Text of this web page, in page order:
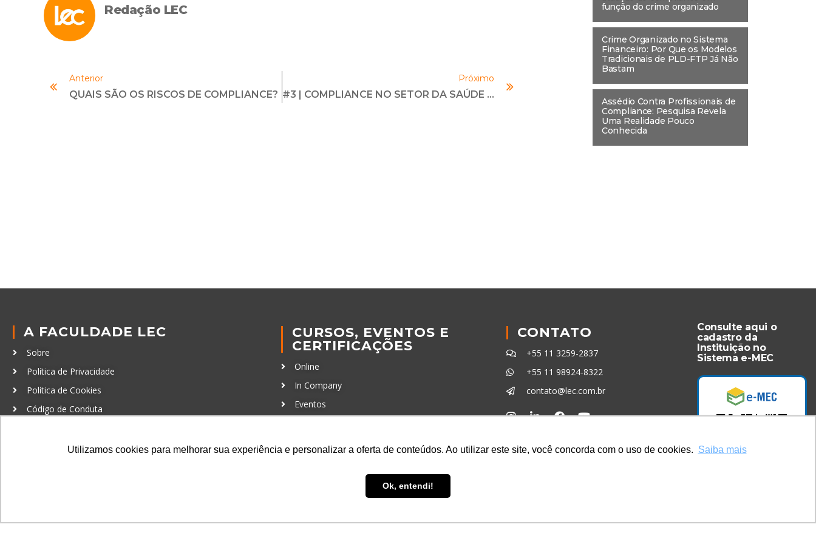
Utilizamos cookies para melhorar sua experiência e personalizar a oferta de conteúdos. Ao utilizar este site, você concorda com o uso de cookies. Saiba mais
Ok, entendi!
o
volume.
Redação LEC
Anterior
QUAIS SÃO OS RISCOS DE COMPLIANCE?
Próximo
#3 | COMPLIANCE NO SETOR DA SAÚDE | Com Benny Spiewak
função do crime organizado
Crime Organizado no Sistema
Financeiro: Por Que os Modelos
Tradicionais de PLD-FTP Já Não
Bastam
Assédio Contra Profissionais de
Compliance: Pesquisa Revela
Uma Realidade Pouco
Conhecida
A FACULDADE LEC
Sobre
Política de Privacidade
Política de Cookies
Código de Conduta
CURSOS, EVENTOS E
CERTIFICAÇÕES
Online
In Company
Eventos
CONTATO
+55 11 3259-2837
+55 11 98924-8322
contato@lec.com.br
Consulte aqui o
cadastro da
Instituição no
Sistema e-MEC